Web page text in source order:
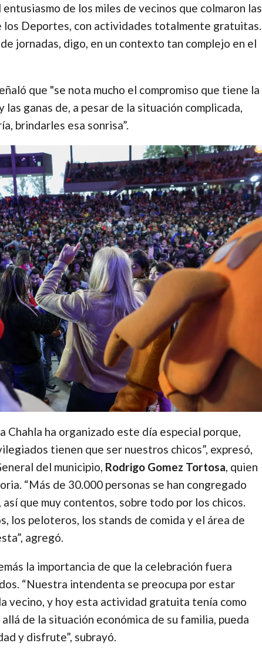
de los miles de vecinos que colmaron las
los Deportes, con actividades totalmente gratuitas.
jornadas, digo, en un contexto tan complejo en el
que "se nota mucho el compromiso que tiene la
ganas de, a pesar de la situación complicada,
brindarles esa sonrisa”.
Chahla ha organizado este día especial porque,
tienen que ser nuestros chicos”, expresó,
del municipio, Rodrigo Gomez Tortosa, quien
“Más de 30.000 personas se han congregado
que muy contentos, sobre todo por los chicos.
los peloteros, los stands de comida y el área de
agregó.
la importancia de que la celebración fuera
“Nuestra intendenta se preocupa por estar
vecino, y hoy esta actividad gratuita tenía como
de la situación económica de su familia, pueda
y disfrute”, subrayó.